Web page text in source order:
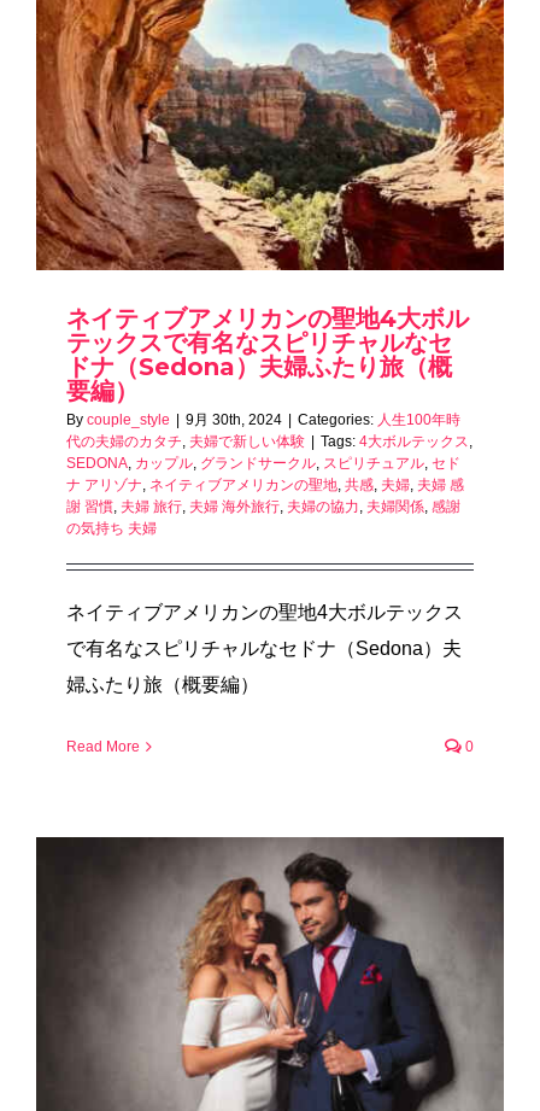
Write a
book
ネイティブアメリカンの聖地4大ボル
テックスで有名なスピリチャルなセ
ドナ（Sedona）夫婦ふたり旅（概
要編）
By couple_style | 9月 30th, 2024 | Categories: 人生100年時
代の夫婦のカタチ 夫婦で新しい体験 | Tags: 4大ボルテックス
SEDONA カップル グランドサークル スピリチュアル セド
ナ アリゾナ ネイティブアメリカンの聖地 共感 夫婦 夫婦 感
謝 習慣 夫婦 旅行 夫婦 海外旅行 夫婦の協力 夫婦関係 感謝
の気持ち 夫婦
ネイティブアメリカンの聖地4大ボルテックス
で有名なスピリチャルなセドナ（Sedona）夫
婦ふたり旅（概要編）
Read More 0